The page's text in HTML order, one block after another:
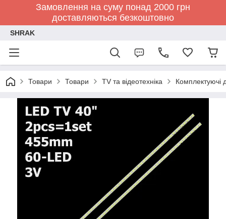
Замовлення на суму понад 2000 грн
доставляються безкоштовно
SHRAK
Товари Товари TV та відеотехніка Комплектуючі